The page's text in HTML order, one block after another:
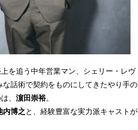
を追う中年営業マン、シェリー・レヴ
な話術で契約をものにしてきたやり手の
、 濵田崇裕。
内博之と、経験豊富な実力派キャストが